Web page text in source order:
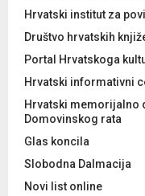
Hrvatski institut za
Društvo hrvatskih
Portal Hrvatskoga
Hrvatski informativni
Hrvatski memorijalno
Domovinskog rata
Glas koncila
Slobodna Dalmacija
Novi list online